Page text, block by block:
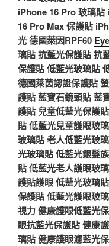
iPhone 16 Pro 玻璃貼
16 Pro Max 保護貼
光德國萊因RPF60
璃貼抗藍光保護貼抗
保護貼低藍光玻璃貼
德國萊茵認證保護貼
護貼藍寶石鏡頭貼藍
護貼 兒童低藍光保護貼
貼低藍光兒童護眼玻
玻璃貼老人低藍光玻
光玻璃貼低藍光銀髮
貼低藍光老人護眼玻
護貼護眼低藍光玻璃
保護貼低藍光護眼玻
視力健康護眼低藍光
眼抗藍光保護貼健康
璃貼健康護眼濾藍光